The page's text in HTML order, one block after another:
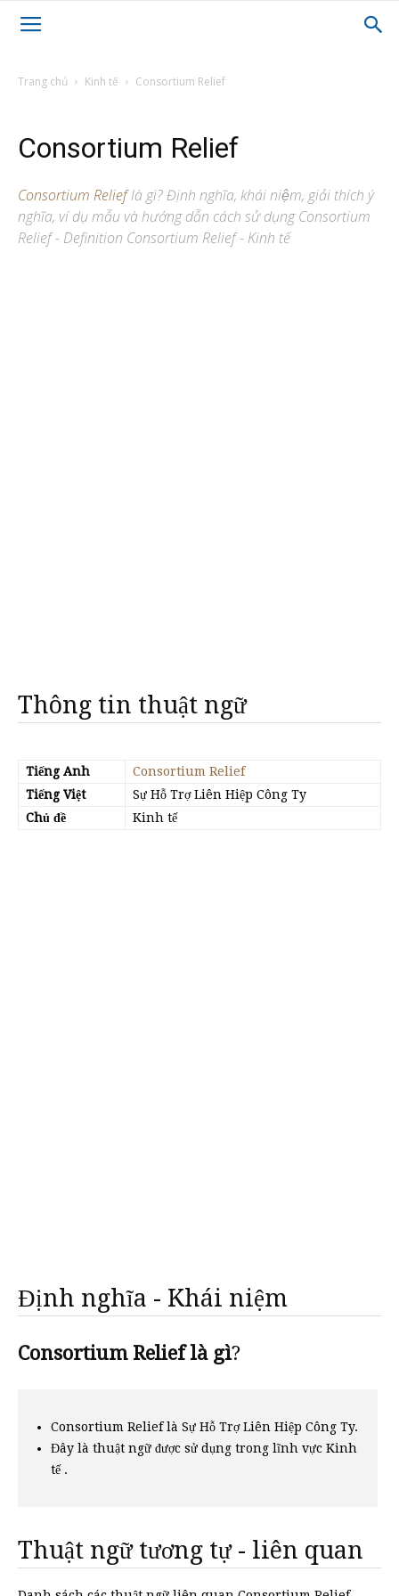
Trang chủ Kinh tế Consortium Relief
Consortium Relief
Consortium Relieflà gì? Định nghĩa, khái niệm, giải thích ý
nghĩa, ví dụ mẫu và hướng dẫn cách sử dụng Consortium
Relief - Definition Consortium Relief - Kinh tế
Thông tin thuật ngữ
Tiếng Anh
Consortium Relief
Tiếng Việt
Sự Hỗ Trợ Liên Hiệp Công Ty
Chủ đề
Kinh tế
Định nghĩa - Khái niệm
Consortium Relief là gì?
Consortium Relief là Sự Hỗ Trợ Liên Hiệp Công Ty.
Đây là thuật ngữ được sử dụng trong lĩnh vực Kinh
tế .
Thuật ngữ tương tự - liên quan